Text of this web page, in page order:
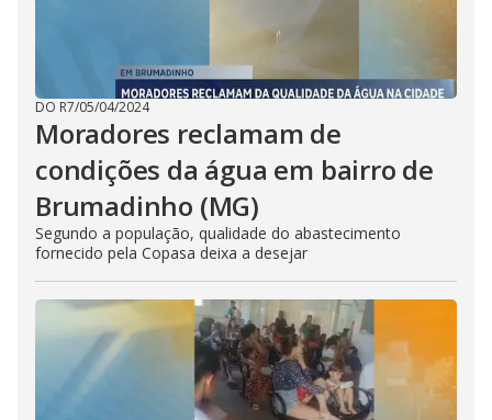
DO R7/05/04/2024
Moradores reclamam de
condições da água em bairro de
Brumadinho (MG)
Segundo a população, qualidade do abastecimento
fornecido pela Copasa deixa a desejar